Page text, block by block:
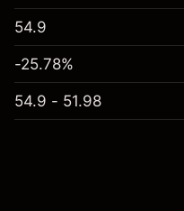
54.9
-25.78%
51.98 - 54.9